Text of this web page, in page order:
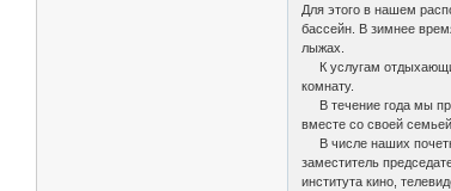
Для этого в нашем
бассейн. В зимнее
лыжах.
К услугам
комнату.
В течение года мы
вместе со своей
В числе наших
заместитель
института кино,